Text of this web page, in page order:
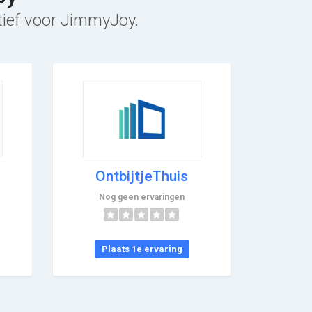
voor JimmyJoy.
OntbijtjeThuis
Nog geen ervaringen
Plaats 1e ervaring